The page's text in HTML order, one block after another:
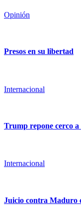
Opinión
Presos en su libertad
Internacional
Trump repone cerco
Internacional
Juicio contra Maduro